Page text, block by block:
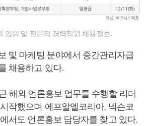
임원 및 전문직 경력직원 채용정보.
및 마케팅 분야에서 중간관리자급
채용하고 있다.
해외 언론홍보 업무를 수행할 리더
작했으며 에프알엘코리아, 넥슨코
서도 언론홍보 담당자를 찾고 있다.